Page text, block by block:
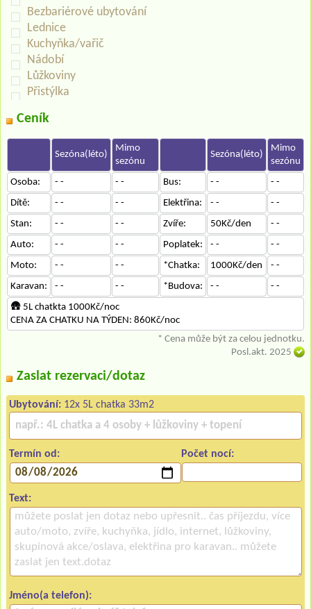
Bezbariérové ubytování
Lednice
Kuchyňka/vařič
Nádobí
Lůžkoviny
Přistýlka
Ceník
Sezóna(léto)
Mimo
sezónu
Sezóna(léto)
Mimo
sezónu
Osoba:
- - - - Bus: - -
- -
Dítě:
- - - - Elektřina: - -
- -
Stan:
- - - - Zvíře: 50Kč/den
- -
Auto:
- - - - Poplatek: - -
- -
Moto:
- - - - *Chatka: 1000Kč/den
- -
Karavan:
- - - - *Budova: - -
- -
🛖 5L chatkta 1000Kč/noc
CENA ZA CHATKU NA TÝDEN: 860Kč/noc
* Cena může být za celou jednotku.
Posl.akt. 2025
Zaslat rezervaci/dotaz
Ubytování: 12x 5L chatka 33m2
Termín od: Počet nocí:
Text:
Jméno(a telefon):